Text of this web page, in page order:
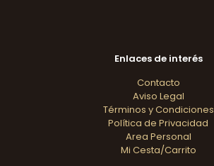
Enlaces de interés
Contacto
Aviso Legal
Términos y Condiciones
Política de Privacidad
Area Personal
Mi Cesta/Carrito